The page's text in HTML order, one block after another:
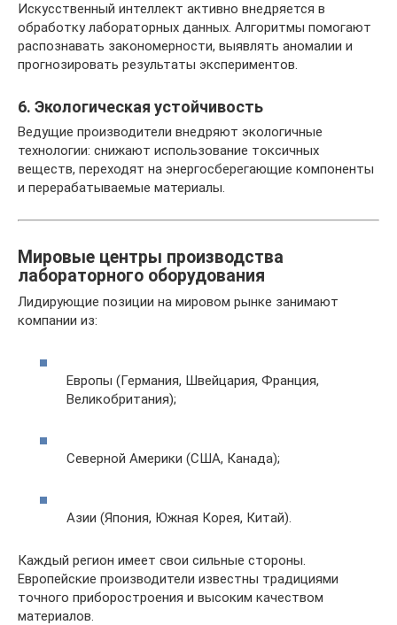
Искусственный интеллект активно внедряется в
обработку лабораторных данных. Алгоритмы помогают
распознавать закономерности, выявлять аномалии и
прогнозировать результаты экспериментов.
6. Экологическая устойчивость
Ведущие производители внедряют экологичные
технологии: снижают использование токсичных
веществ, переходят на энергосберегающие компоненты
и перерабатываемые материалы.
Мировые центры производства
лабораторного оборудования
Лидирующие позиции на мировом рынке занимают
компании из:
Европы (Германия, Швейцария, Франция,
Великобритания);
Северной Америки (США, Канада);
Азии (Япония, Южная Корея, Китай).
Каждый регион имеет свои сильные стороны.
Европейские производители известны традициями
точного приборостроения и высоким качеством
материалов.